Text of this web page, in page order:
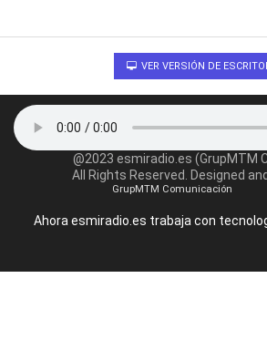
VER VERSIÓN DE
@2023 esmiradio.es (GrupMTM
All Rights Reserved. Designed
GrupMTM Comunicación
Ahora esmiradio.es trabaja con